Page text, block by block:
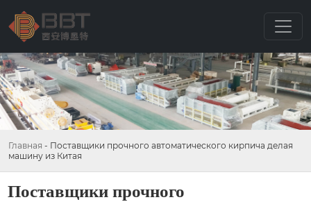
Главная - Поставщики прочного автоматического кирпича делая
машину из Китая
Поставщики прочного